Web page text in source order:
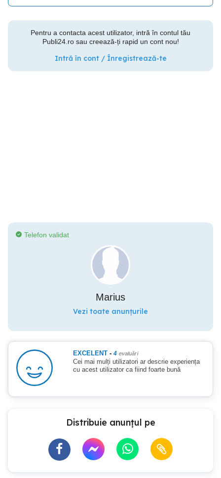
Pentru a contacta acest utilizator, intră în contul tău
Publi24.ro sau creează-ți rapid un cont nou!
Intră în cont / Înregistrează-te
Telefon validat
Marius
Vezi toate anunțurile
EXCELENT - 4 evaluări
Cei mai mulți utilizatori ar descrie experiența
cu acest utilizator ca fiind foarte bună
Distribuie anunțul pe